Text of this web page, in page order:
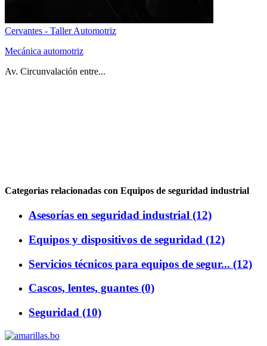
Cervantes - Taller Automotriz
Mecánica automotriz
Av. Circunvalación entre...
Categorias relacionadas con Equipos de seguridad industrial
Asesorías en seguridad industrial (12)
Equipos y dispositivos de seguridad (12)
Servicios técnicos para equipos de segur... (12)
Cascos, lentes, guantes (0)
Seguridad (10)